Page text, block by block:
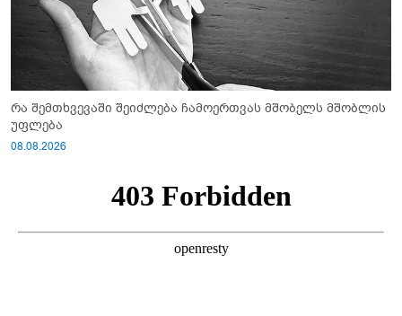
რა შემთხვევაში შეიძლება ჩამოერთვას მშობელს მშობლის
უფლება
08.08.2026